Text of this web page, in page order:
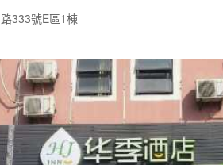
333號E區1棟